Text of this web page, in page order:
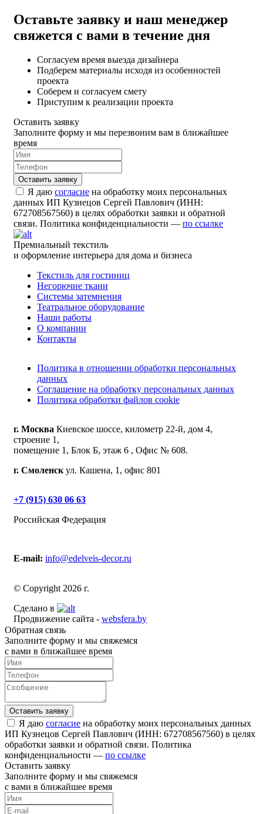
Оставьте заявку и наш менеджер
свяжется с вами в течение дня
Согласуем время выезда дизайнера
Подберем материалы исходя из особенностей
проекта
Соберем и согласуем смету
Приступим к реализации проекта
Оставить заявку
Заполните форму и мы перезвоним вам в ближайшее
время
Я даю согласие на обработку моих персональных
данных ИП Кузнецов Сергей Павлович (ИНН:
672708567560) в целях обработки заявки и обратной
связи. Политика конфиденциальности — по ссылке
Премиальный текстиль
и оформление интерьера для дома и бизнеса
Текстиль для гостиниц
Негорючие ткани
Системы затемнения
Театральное оборудование
Наши работы
О компании
Контакты
Политика в отношении обработки персональных
данных
Соглашение на обработку персональных данных
Политика обработки файлов cookie
г. Москва Киевское шоссе, километр 22-й, дом 4,
строение 1,
помещение 1, Блок Б, этаж 6 , Офис № 608.
г. Смоленскул. Кашена, 1, офис 801
+7 (915) 630 06 63
Российская Федерация
E-mail: info@edelveis-decor.ru
© Copyright 2026 г.
Сделано в
Продвижение сайта - websfera.by
Обратная связь
Заполните форму и мы свяжемся
с вами в ближайшее время
Я даю согласие на обработку моих персональных данных
ИП Кузнецов Сергей Павлович (ИНН: 672708567560) в целях
обработки заявки и обратной связи. Политика
конфиденциальности — по ссылке
Оставить заявку
Заполните форму и мы свяжемся
с вами в ближайшее время